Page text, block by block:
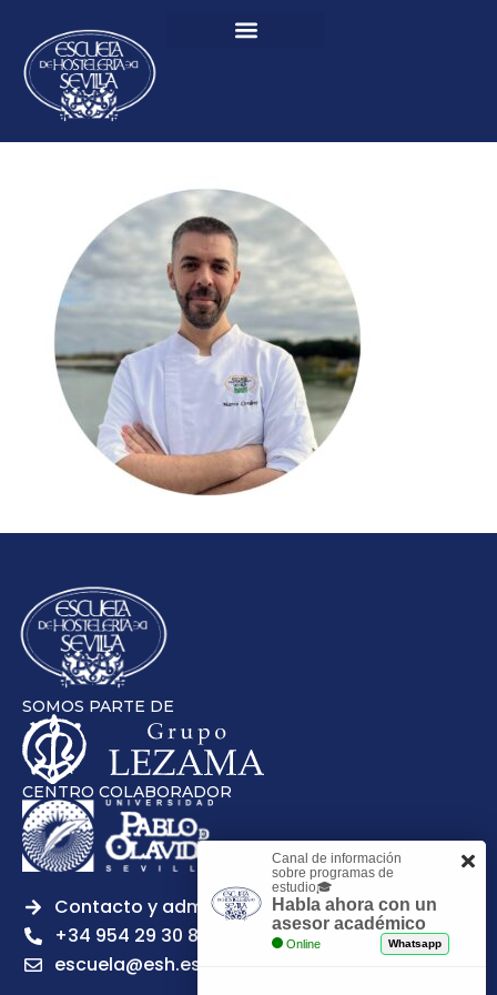
SOMOS PARTE DE
CENTRO COLABORADOR
Contacto y admisiones
+34 954 29 30 81
escuela@esh.es
Canal de información
sobre programas de
estudio🎓
Habla ahora con un
asesor académico
Online Whatsapp